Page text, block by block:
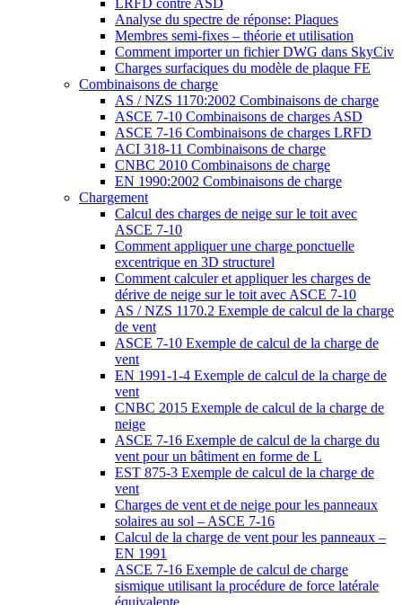
LRFD contre ASD
Analyse du spectre de réponse: Plaques
Membres semi-fixes – théorie et utilisation
Comment importer un fichier DWG dans SkyCiv
Charges surfaciques du modèle de plaque FE
Combinaisons de charge
AS / NZS 1170:2002 Combinaisons de charge
ASCE 7-10 Combinaisons de charges ASD
ASCE 7-16 Combinaisons de charges LRFD
ACI 318-11 Combinaisons de charge
CNBC 2010 Combinaisons de charge
EN 1990:2002 Combinaisons de charge
Chargement
Calcul des charges de neige sur le toit avec
ASCE 7-10
Comment appliquer une charge ponctuelle
excentrique en 3D structurel
Comment calculer et appliquer les charges de
dérive de neige sur le toit avec ASCE 7-10
AS / NZS 1170.2 Exemple de calcul de la charge
de vent
ASCE 7-10 Exemple de calcul de la charge de
vent
EN 1991-1-4 Exemple de calcul de la charge de
vent
CNBC 2015 Exemple de calcul de la charge de
neige
ASCE 7-16 Exemple de calcul de la charge du
vent pour un bâtiment en forme de L
EST 875-3 Exemple de calcul de la charge de
vent
Charges de vent et de neige pour les panneaux
solaires au sol – ASCE 7-16
Calcul de la charge de vent pour les panneaux –
EN 1991
ASCE 7-16 Exemple de calcul de charge
sismique utilisant la procédure de force latérale